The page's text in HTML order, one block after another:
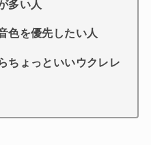
多い人
色を優先したい人
ちょっといいウクレレ